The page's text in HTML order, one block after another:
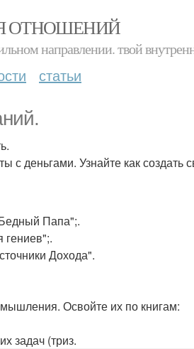
ОТНОШЕНИЙ
направлении. твой
статьи
с деньгами. Узнайте как создать
Папа";.
Дохода".
Освойте их по книгам:
задач (триз.